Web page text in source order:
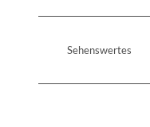
Sehenswertes